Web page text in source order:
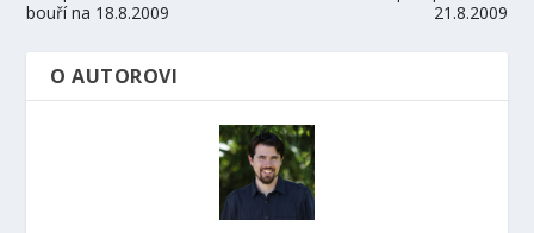
bouří na 18.8.2009
21.8.2009
O AUTOROVI